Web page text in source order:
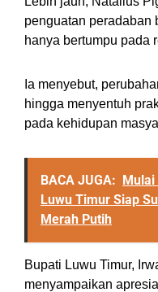
penguatan peradaban
hanya bertumpu pada
Ia menyebut,
hingga menyentuh
pada kehidupan
BACA JUGA: Mulai
Luwu Timur Siap
Merah Putih
Bupati Luwu Timur,
menyampaikan